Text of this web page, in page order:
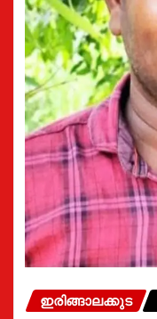
ഇരിങ്ങാലക്കുട